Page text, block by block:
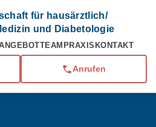
für hausärztlich/
und Diabetologie
TEAM PRAXIS KONTAKT
Anrufen